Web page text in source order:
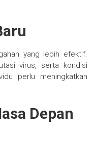
yang lebih efektif.
virus, serta kondisi
perlu meningkatkan
Depan